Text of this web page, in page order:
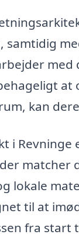
med
at
kan
i
matcher
lokale
til at
fra start